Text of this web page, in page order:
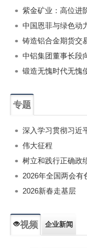
紫金矿业：高位进
中国恩菲与绿色动
铸造铝合金期货交
专题
深入学习贯彻习近
伟大征程
树立和践行正确政
2026年全国两会有
2026新春走基层
视频 企业新闻